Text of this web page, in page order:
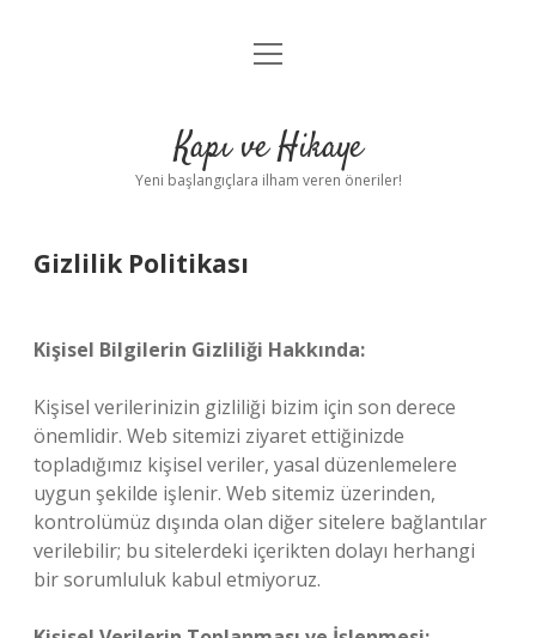
Anasayfa
Yasal Uyarı
menüyü
Kapı ve Hikaye
Yeni başlangıçlara ilham veren öneriler!
Gizlilik Politikası
Kişisel Bilgilerin Gizliliği Hakkında:
Kişisel verilerinizin gizliliği bizim için son derece
önemlidir. Web sitemizi ziyaret ettiğinizde
topladığımız kişisel veriler, yasal düzenlemelere
uygun şekilde işlenir. Web sitemiz üzerinden,
kontrolümüz dışında olan diğer sitelere bağlantılar
verilebilir; bu sitelerdeki içerikten dolayı herhangi
bir sorumluluk kabul etmiyoruz.